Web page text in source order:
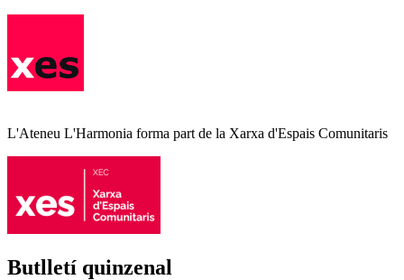
L'Ateneu L'Harmonia forma part de la Xarxa d'Espais Comunitaris
Butlletí quinzenal